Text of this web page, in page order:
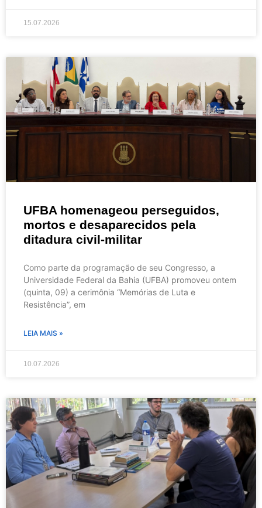
15.07.2026
UFBA homenageou perseguidos,
mortos e desaparecidos pela
ditadura civil-militar
Como parte da programação de seu Congresso, a
Universidade Federal da Bahia (UFBA) promoveu ontem
(quinta, 09) a cerimônia “Memórias de Luta e
Resistência”, em
LEIA MAIS »
10.07.2026